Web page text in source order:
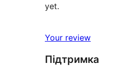
yet.
Your review
Підтримка